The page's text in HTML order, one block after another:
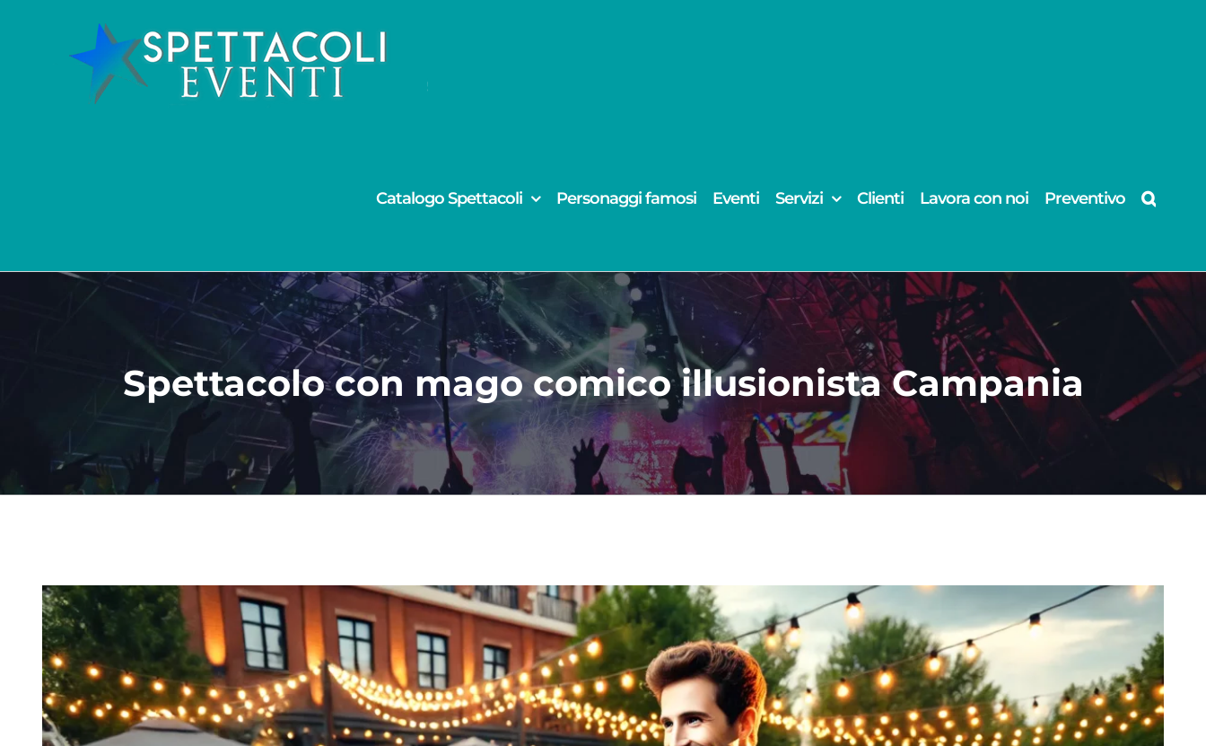
contenuto
Catalogo Spettacoli Personaggi famosi Eventi Servizi Clienti Lavora con noi Preventivo
Spettacolo con mago comico illusionista Campania
Ingrandisci
immagine